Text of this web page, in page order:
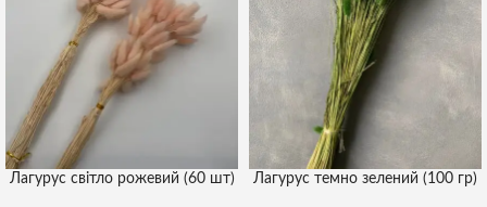
Лагурус світло рожевий (60 шт) Лагурус темно зелений (100 гр)